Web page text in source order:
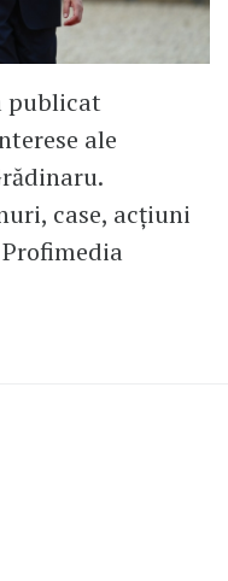
publicat
ale
case, acțiuni